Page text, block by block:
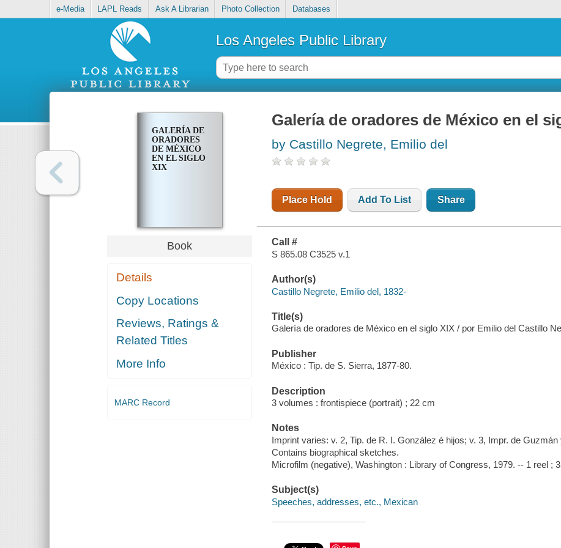
e-Media LAPL Reads Ask A Librarian Photo Collection Databases
Los Angeles Public Library
GALERÍA DE
ORADORES
DE MÉXICO
EN EL SIGLO
XIX
Book
Details
Copy Locations
Reviews, Ratings &
Related Titles
More Info
MARC Record
Galería de oradores de México en el
by Castillo Negrete, Emilio del
Place Hold Add To List Share
Call #
S 865.08 C3525 v.1
Author(s)
Castillo Negrete, Emilio del, 1832-
Title(s)
Galería de oradores de México en el siglo XIX / por Emilio del Castillo
Publisher
México : Tip. de S. Sierra, 1877-80.
Description
3 volumes : frontispiece (portrait) ; 22 cm
Notes
Imprint varies: v. 2, Tip. de R. I. González é hijos; v. 3, Impr. de
Contains biographical sketches.
Microfilm (negative), Washington : Library of Congress, 1979. -- 1 reel ;
Subject(s)
Speeches, addresses, etc., Mexican